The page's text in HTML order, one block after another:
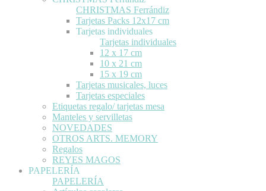
CHRISTMAS Ferrándiz
Tarjetas Packs 12x17 cm
Tarjetas individuales
Tarjetas individuales
12 x 17 cm
10 x 21 cm
15 x 19 cm
Tarjetas musicales, luces
Tarjetas especiales
Etiquetas regalo/ tarjetas mesa
Manteles y servilletas
NOVEDADES
OTROS ARTS. MEMORY
Regalos
REYES MAGOS
PAPELERÍA
PAPELERÍA